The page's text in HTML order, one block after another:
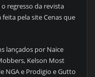
regresso da revista
feita pela site Cenas que
lançados por Naice
Kelson Most
NGA e Prodigio e Gutto